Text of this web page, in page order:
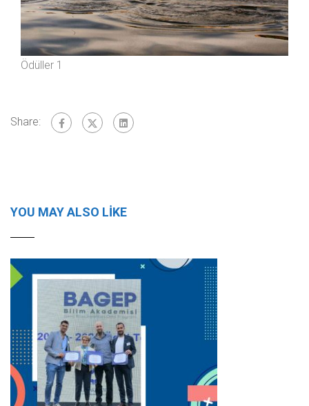
Ödüller 1
Share:
YOU MAY ALSO LIKE